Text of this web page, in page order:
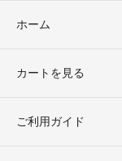
ホーム
カートを見る
ご利用ガイド